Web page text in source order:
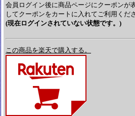
会員ログイン後に商品ページにクーポンが
してクーポンをカートに入れてご利用くださ
(現在ログインされていない状態です。)
この商品を楽天で購入する。